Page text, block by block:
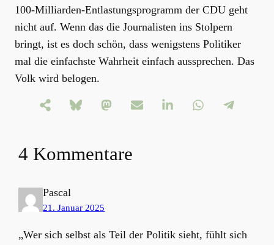
100-Milliarden-Entlastungsprogramm der CDU geht
nicht auf. Wenn das die Journalisten ins Stolpern
bringt, ist es doch schön, dass wenigstens Politiker
mal die einfachste Wahrheit einfach aussprechen. Das
Volk wird belogen.
4 Kommentare
Pascal
21. Januar 2025
„Wer sich selbst als Teil der Politik sieht, fühlt sich